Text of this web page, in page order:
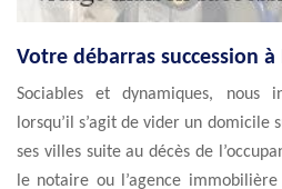
Votre débarras succession
Sociables et dynamiques, nous
lorsqu’il s’agit de vider un
ses villes suite au décès de
le notaire ou l’agence